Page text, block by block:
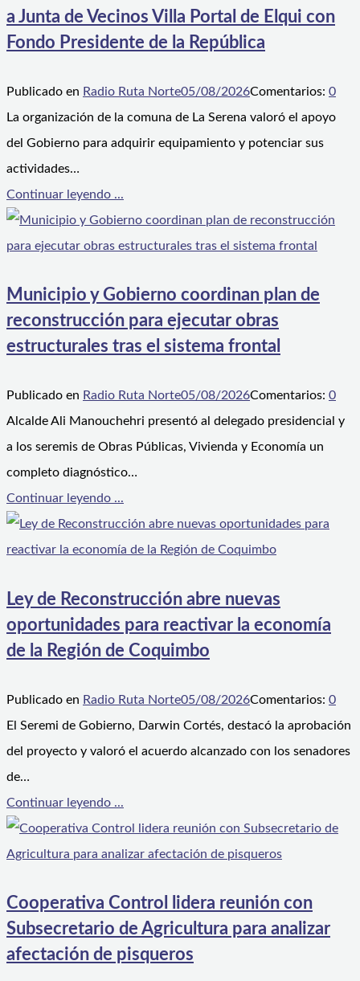
a Junta de Vecinos Villa Portal de Elqui con
Fondo Presidente de la República
Publicado en Radio Ruta Norte05/08/2026Comentarios: 0
La organización de la comuna de La Serena valoró el apoyo
del Gobierno para adquirir equipamiento y potenciar sus
actividades…
Continuar leyendo ...
Municipio y Gobierno coordinan plan de
reconstrucción para ejecutar obras
estructurales tras el sistema frontal
Publicado en Radio Ruta Norte05/08/2026Comentarios: 0
Alcalde Ali Manouchehri presentó al delegado presidencial y
a los seremis de Obras Públicas, Vivienda y Economía un
completo diagnóstico…
Continuar leyendo ...
Ley de Reconstrucción abre nuevas
oportunidades para reactivar la economía
de la Región de Coquimbo
Publicado en Radio Ruta Norte05/08/2026Comentarios: 0
El Seremi de Gobierno, Darwin Cortés, destacó la aprobación
del proyecto y valoró el acuerdo alcanzado con los senadores
de…
Continuar leyendo ...
Cooperativa Control lidera reunión con
Subsecretario de Agricultura para analizar
afectación de pisqueros